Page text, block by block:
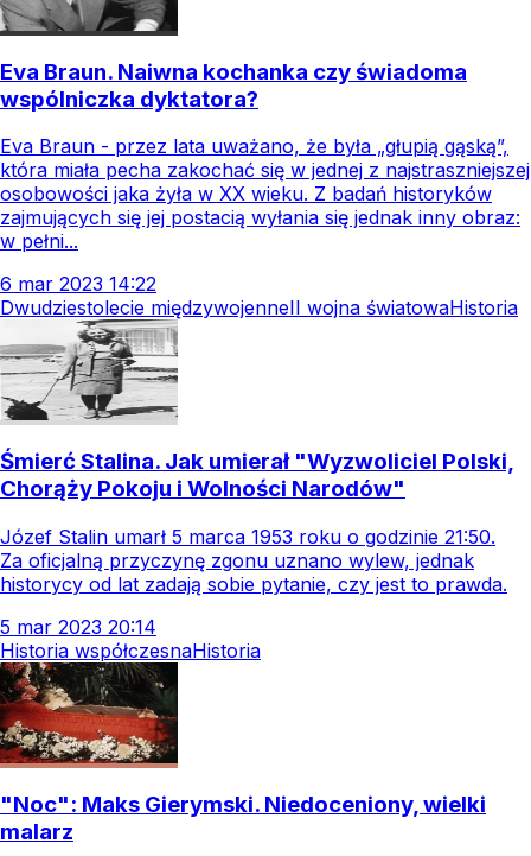
Eva Braun. Naiwna kochanka czy świadoma
wspólniczka dyktatora?
Eva Braun - przez lata uważano, że była „głupią gąską”,
która miała pecha zakochać się w jednej z najstraszniejszej
osobowości jaka żyła w XX wieku. Z badań historyków
zajmujących się jej postacią wyłania się jednak inny obraz:
w pełni...
6 mar 2023 14:22
Dwudziestolecie międzywojenneII wojna światowaHistoria
Śmierć Stalina. Jak umierał "Wyzwoliciel Polski,
Chorąży Pokoju i Wolności Narodów"
Józef Stalin umarł 5 marca 1953 roku o godzinie 21:50.
Za oficjalną przyczynę zgonu uznano wylew, jednak
historycy od lat zadają sobie pytanie, czy jest to prawda.
5 mar 2023 20:14
Historia współczesnaHistoria
"Noc": Maks Gierymski. Niedoceniony, wielki
malarz